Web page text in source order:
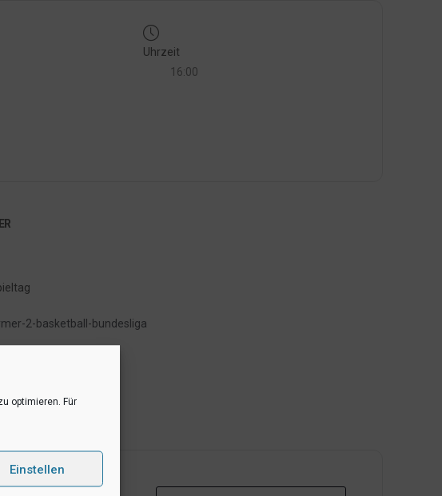
optimieren. Für
Einstellen
Uhrzeit
16:00
2-basketball-bundesliga